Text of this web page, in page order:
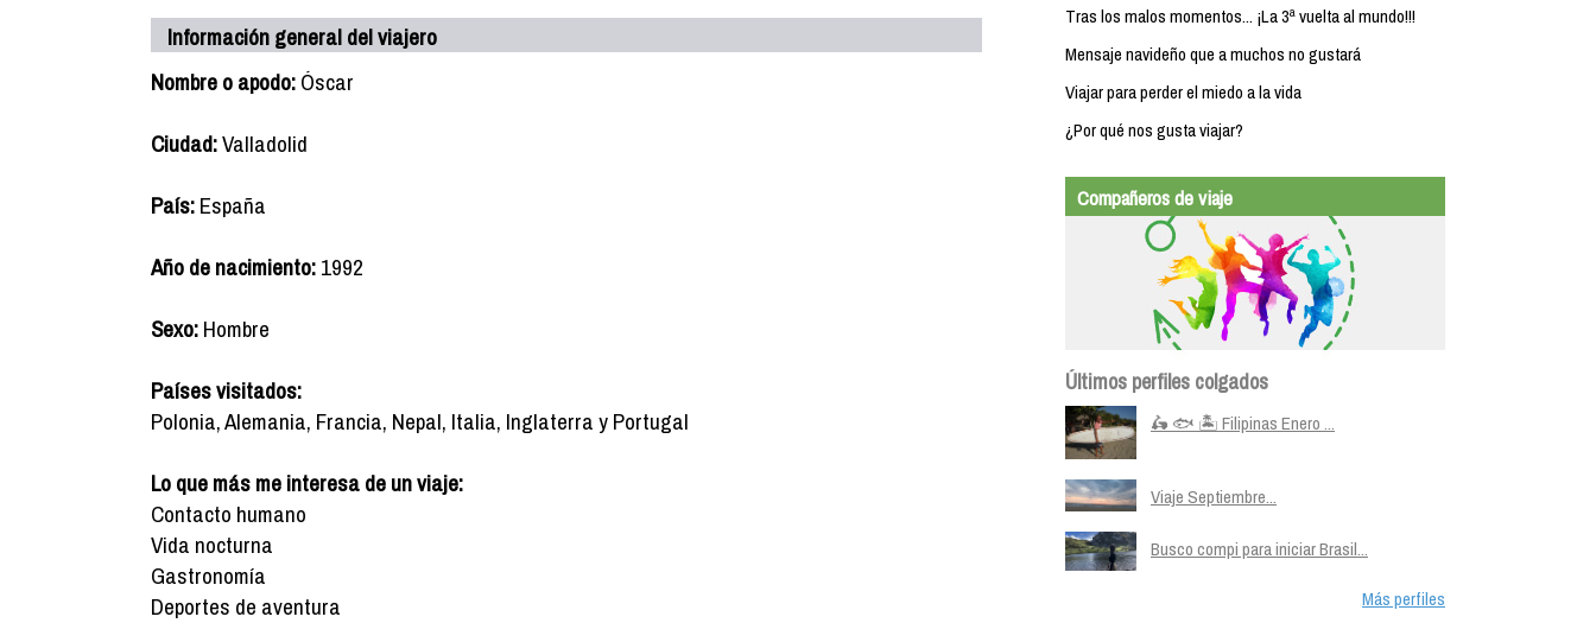
Información general del viajero
Nombre o apodo:Óscar
Ciudad:Valladolid
País:España
Año de nacimiento:1992
Sexo:Hombre
Países visitados:
Polonia, Alemania, Francia, Nepal, Italia, Inglaterra y Portugal
Lo que más me interesa de un viaje:
Contacto humano
Vida nocturna
Gastronomía
Deportes de aventura
Tras los malos momentos... ¡La 3ª vuelta al mundo!!!
Mensaje navideño que a muchos no gustará
Viajar para perder el miedo a la vida
¿Por qué nos gusta viajar?
Compañeros de viaje
Últimos perfiles colgados
🛵 🐟 🏝️ Filipinas Enero ...
Viaje Septiembre...
Busco compi para iniciar Brasil...
Más perfiles